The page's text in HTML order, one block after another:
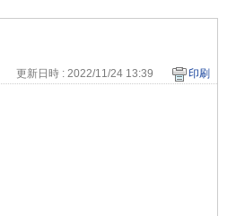
更新日時 : 2022/11/24 13:39 印刷